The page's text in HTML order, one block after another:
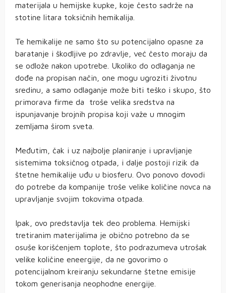
materijala u hemijske kupke, koje često sadrže na
stotine litara toksičnih hemikalija.
Te hemikalije ne samo što su potencijalno opasne za
baratanje i škodljive po zdravlje, već često moraju da
se odlože nakon upotrebe. Ukoliko do odlaganja ne
dođe na propisan način, one mogu ugroziti životnu
sredinu, a samo odlaganje može biti teško i skupo, što
primorava firme da troše velika sredstva na
ispunjavanje brojnih propisa koji važe u mnogim
zemljama širom sveta.
Međutim, čak i uz najbolje planiranje i upravljanje
sistemima toksičnog otpada, i dalje postoji rizik da
štetne hemikalije uđu u biosferu. Ovo ponovo dovodi
do potrebe da kompanije troše velike količine novca na
upravljanje svojim tokovima otpada.
Ipak, ovo predstavlja tek deo problema. Hemijski
tretiranim materijalima je obično potrebno da se
osuše korišćenjem toplote, što podrazumeva utrošak
velike količine eneergije, da ne govorimo o
potencijalnom kreiranju sekundarne štetne emisije
tokom generisanja neophodne energije.